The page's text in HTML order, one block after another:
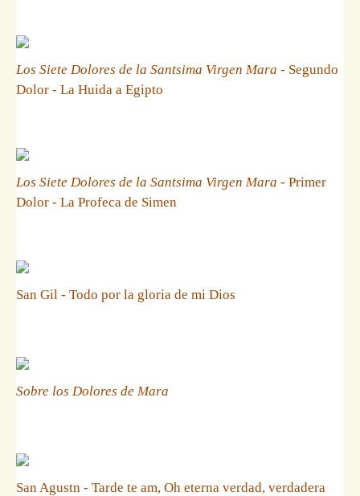
Los Siete Dolores de la Santsima Virgen Mara - Segundo
Dolor - La Huida a Egipto
Los Siete Dolores de la Santsima Virgen Mara - Primer
Dolor - La Profeca de Simen
San Gil - Todo por la gloria de mi Dios
Sobre los Dolores de Mara
San Agustn - Tarde te am, Oh eterna verdad, verdadera